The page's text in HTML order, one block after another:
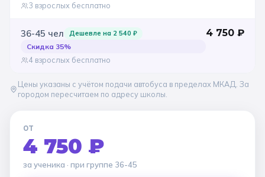
3 взрослых бесплатно
36-45 чел
Скидка 35%
Дешевле на 2 540 ₽
4 взрослых бесплатно
4 750 ₽
Цены указаны с учётом подачи автобуса в пределах МКАД. За
городом пересчитаем по адресу школы.
ОТ
4 750 ₽
за ученика · при группе 36-45